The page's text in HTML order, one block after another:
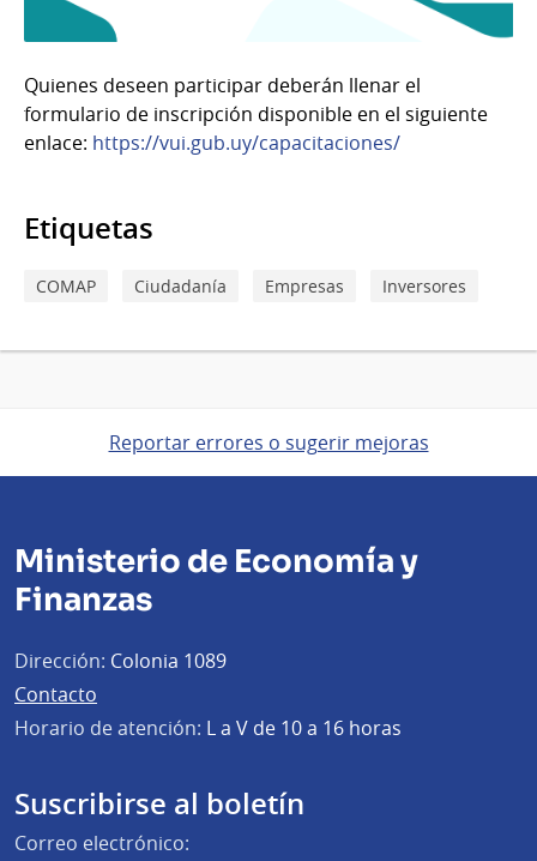
Quienes deseen participar deberán llenar el
formulario de inscripción disponible en el siguiente
enlace: https://vui.gub.uy/capacitaciones/
Etiquetas
COMAP Ciudadanía Empresas Inversores
Reportar errores o sugerir mejoras
Ministerio de Economía y
Finanzas
Dirección: Colonia 1089
Contacto
Horario de atención: L a V de 10 a 16 horas
Suscribirse al boletín
Correo electrónico: